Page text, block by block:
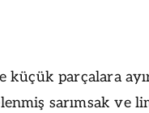
parçalara
sarımsak ve